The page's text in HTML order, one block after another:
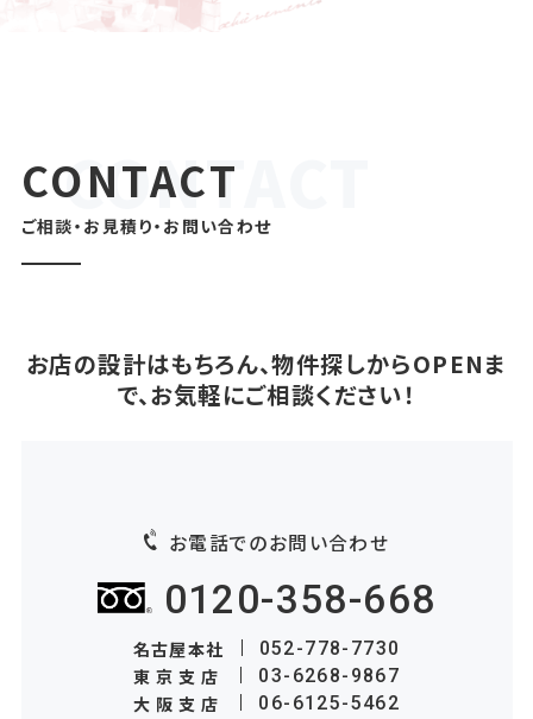
CONTACT
ご相談・お見積り・お問い合わせ
お店の設計はもちろん、物件探しからOPENま
で、お気軽にご相談ください！
お電話でのお問い合わせ
0120-358-668
名古屋本社 052-778-7730
東京支店 03-6268-9867
大阪支店 06-6125-5462